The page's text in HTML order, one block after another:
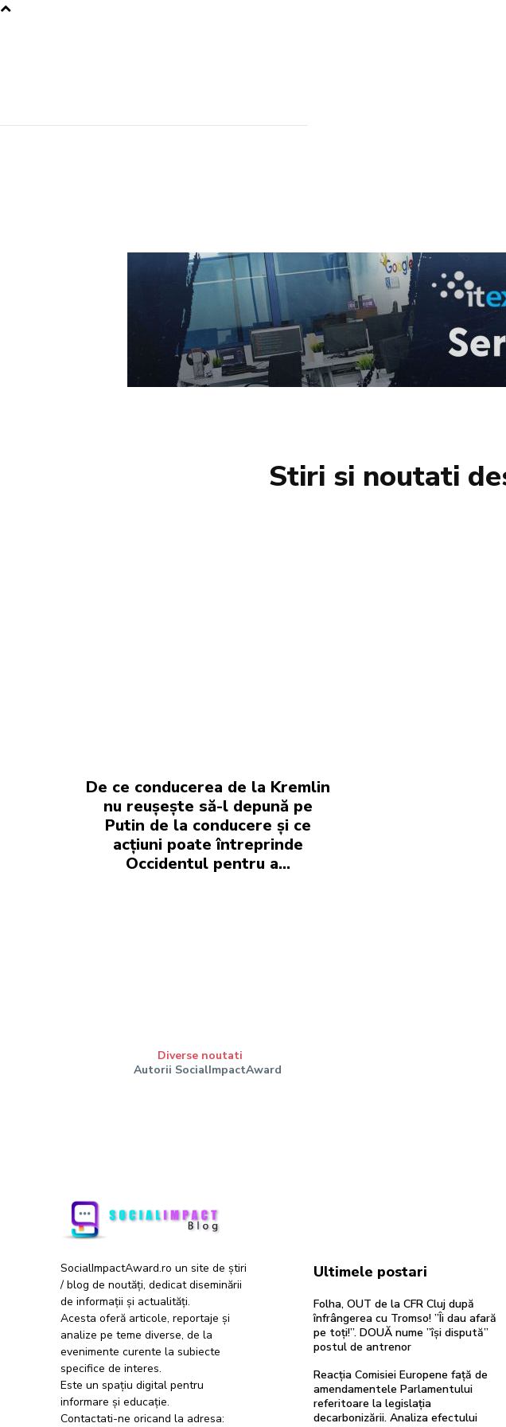
Stiri si noutati
De ce conducerea de la Kremlin
nu reușește să-l depună pe
Putin de la conducere și ce
acțiuni poate întreprinde
Occidentul pentru a…
Diverse noutati
Autorii SocialImpactAward
SocialImpactAward.ro un site de știri
/ blog de noutăți, dedicat diseminării
de informații și actualități.
Acesta oferă articole, reportaje și
analize pe teme diverse, de la
evenimente curente la subiecte
specifice de interes.
Este un spațiu digital pentru
informare și educație.
Contactati-ne oricand la adresa:
Ultimele postari
Folha, OUT de la CFR Cluj după
înfrângerea cu Tromso! ”Îi dau afară
pe toți!”. DOUĂ nume ”își dispută”
postul de antrenor
Reacția Comisiei Europene față de
amendamentele Parlamentului
referitoare la legislația
decarbonizării. Analiza efectului